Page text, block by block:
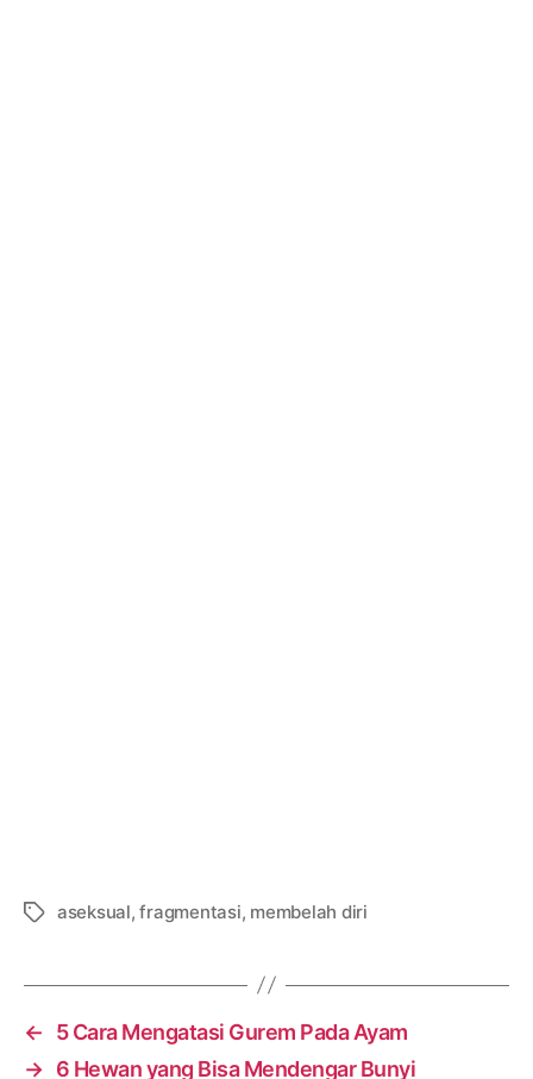
Tagsaseksual,fragmentasi, membelah diri
←
5 Cara Mengatasi Gurem Pada Ayam
→ 6 Hewan yang Bisa Mendengar Bunyi